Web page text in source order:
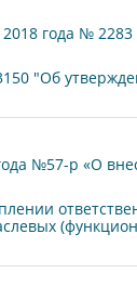
года №
"Об
№57-р «О